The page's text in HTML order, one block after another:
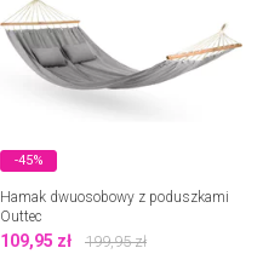
-45%
Hamak dwuosobowy z poduszkami
Outtec
109,95 zł 199,95zł